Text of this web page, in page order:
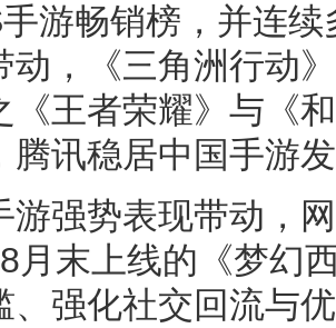
游畅销榜，并连
动，《三角洲行动
《王者荣耀》与《
腾讯稳居中国手游
游强势表现带动，
月末上线的《梦幻
、强化社交回流与